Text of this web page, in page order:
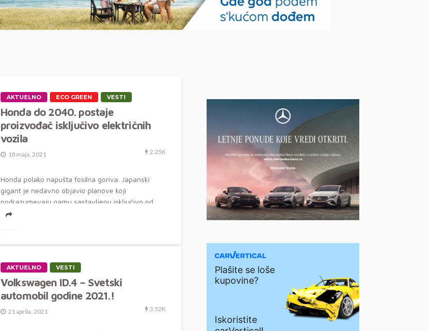
AKTUELNO ECO GREEN VESTI
Honda do 2040. postaje
proizvođač isključivo električnih
vozila
18 maja, 2021 2.25K
Honda polako napušta fosilna goriva. Japanski
gigant je nedavno objavio planove koji
podrazumevaju gamu sastavljenu isključivo od
baterijskih i automobila...
AKTUELNO VESTI
Volkswagen ID.4 – Svetski
automobil godine 2021.!
21 aprila, 2021 3.52K